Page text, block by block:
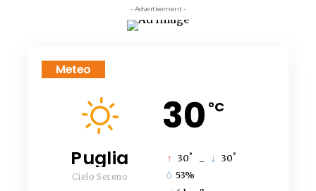
- Advertisement -
Meteo
30 °C
Puglia
Cielo Sereno
30° 30°
53%